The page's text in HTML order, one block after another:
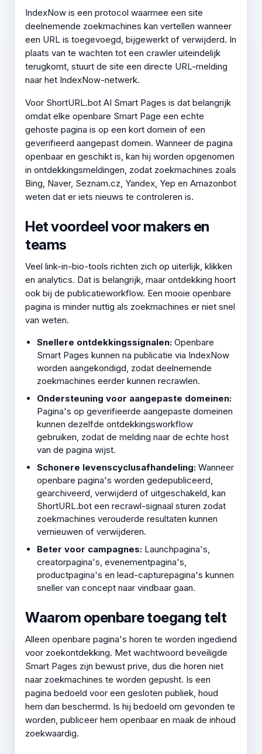
IndexNow is een protocol waarmee een site
deelnemende zoekmachines kan vertellen wanneer
een URL is toegevoegd, bijgewerkt of verwijderd. In
plaats van te wachten tot een crawler uiteindelijk
terugkomt, stuurt de site een directe URL-melding
naar het IndexNow-netwerk.
Voor ShortURL.bot AI Smart Pages is dat belangrijk
omdat elke openbare Smart Page een echte
gehoste pagina is op een kort domein of een
geverifieerd aangepast domein. Wanneer de pagina
openbaar en geschikt is, kan hij worden opgenomen
in ontdekkingsmeldingen, zodat zoekmachines zoals
Bing, Naver, Seznam.cz, Yandex, Yep en Amazonbot
weten dat er iets nieuws te controleren is.
Het voordeel voor makers en
teams
Veel link-in-bio-tools richten zich op uiterlijk, klikken
en analytics. Dat is belangrijk, maar ontdekking hoort
ook bij de publicatieworkflow. Een mooie openbare
pagina is minder nuttig als zoekmachines er niet snel
van weten.
Snellere ontdekkingssignalen: Openbare
Smart Pages kunnen na publicatie via IndexNow
worden aangekondigd, zodat deelnemende
zoekmachines eerder kunnen recrawlen.
Ondersteuning voor aangepaste domeinen:
Pagina's op geverifieerde aangepaste domeinen
kunnen dezelfde ontdekkingsworkflow
gebruiken, zodat de melding naar de echte host
van de pagina wijst.
Schonere levenscyclusafhandeling: Wanneer
openbare pagina's worden gedepubliceerd,
gearchiveerd, verwijderd of uitgeschakeld, kan
ShortURL.bot een recrawl-signaal sturen zodat
zoekmachines verouderde resultaten kunnen
vernieuwen of verwijderen.
Beter voor campagnes: Launchpagina's,
creatorpagina's, evenementpagina's,
productpagina's en lead-capturepagina's kunnen
sneller van concept naar vindbaar gaan.
Waarom openbare toegang telt
Alleen openbare pagina's horen te worden ingediend
voor zoekontdekking. Met wachtwoord beveiligde
Smart Pages zijn bewust prive, dus die horen niet
naar zoekmachines te worden gepusht. Is een
pagina bedoeld voor een gesloten publiek, houd
hem dan beschermd. Is hij bedoeld om gevonden te
worden, publiceer hem openbaar en maak de inhoud
zoekwaardig.